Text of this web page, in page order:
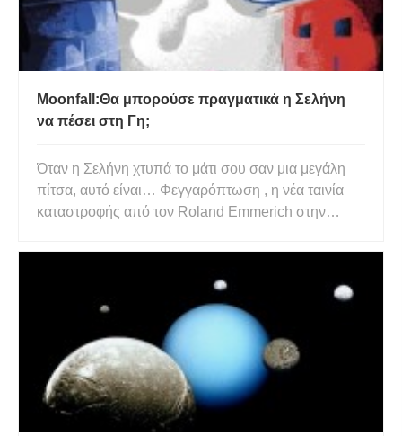
Moonfall:Θα μπορούσε πραγματικά η Σελήνη
να πέσει στη Γη;
Όταν η Σελήνη χτυπά το μάτι σου σαν μια μεγάλη
πίτσα, αυτό είναι… Φεγγαρόπτωση , η νέα ταινία
καταστροφής από τον Roland Emmerich στην
σαφείς – πέφτει από τον ουρανό και πέφτει στη Γη.
Μια τέτοια υπόθεση εγείρει αναπόφευκτα